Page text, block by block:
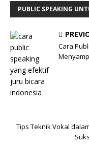
PUBLIC SPEAKING
Cara
Tips Teknik Vokal